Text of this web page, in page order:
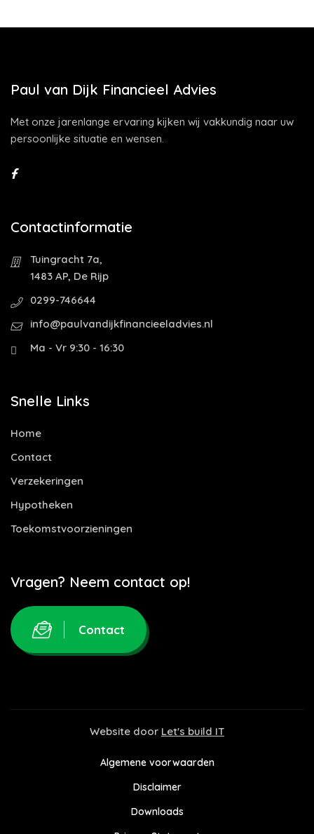
Paul van Dijk Financieel Advies
Met onze jarenlange ervaring kijken wij vakkundig naar uw
persoonlijke situatie en wensen.
Contactinformatie
Tuingracht 7a,
1483 AP, De Rijp
0299-746644
info@paulvandijkfinancieeladvies.nl
Ma - Vr 9:30 - 16:30
Snelle Links
Home
Contact
Verzekeringen
Hypotheken
Toekomstvoorzieningen
Vragen? Neem contact op!
Contact
Website door Let's build IT
Algemene voorwaarden
Disclaimer
Downloads